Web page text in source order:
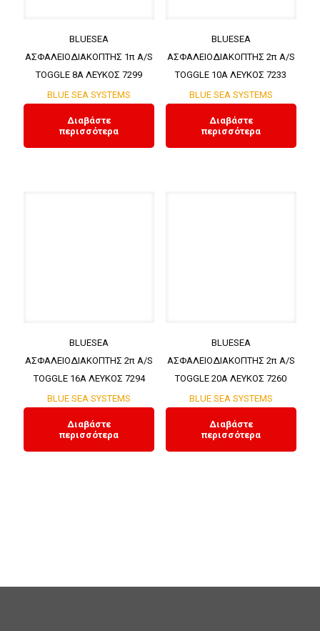
BLUESEA
ΑΣΦΑΛΕΙΟΔΙΑΚΟΠΤΗΣ 1π A/S
TOGGLE 8A ΛΕΥΚΟΣ 7299
BLUE SEA SYSTEMS
Διαβάστε
περισσότερα
BLUESEA
ΑΣΦΑΛΕΙΟΔΙΑΚΟΠΤΗΣ 2π A/S
TOGGLE 10A ΛΕΥΚΟΣ 7233
BLUE SEA SYSTEMS
Διαβάστε
περισσότερα
BLUESEA
ΑΣΦΑΛΕΙΟΔΙΑΚΟΠΤΗΣ 2π A/S
TOGGLE 16A ΛΕΥΚΟΣ 7294
BLUE SEA SYSTEMS
Διαβάστε
περισσότερα
BLUESEA
ΑΣΦΑΛΕΙΟΔΙΑΚΟΠΤΗΣ 2π A/S
TOGGLE 20A ΛΕΥΚΟΣ 7260
BLUE SEA SYSTEMS
Διαβάστε
περισσότερα